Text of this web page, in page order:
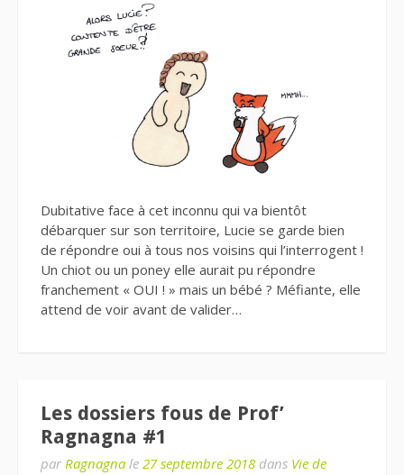
Dubitative face à cet inconnu qui va bientôt
débarquer sur son territoire, Lucie se garde bien
de répondre oui à tous nos voisins qui l’interrogent !
Un chiot ou un poney elle aurait pu répondre
franchement « OUI ! » mais un bébé ? Méfiante, elle
attend de voir avant de valider…
Les dossiers fous de Prof’
Ragnagna #1
par Ragnagna le 27 septembre 2018 dans Vie de